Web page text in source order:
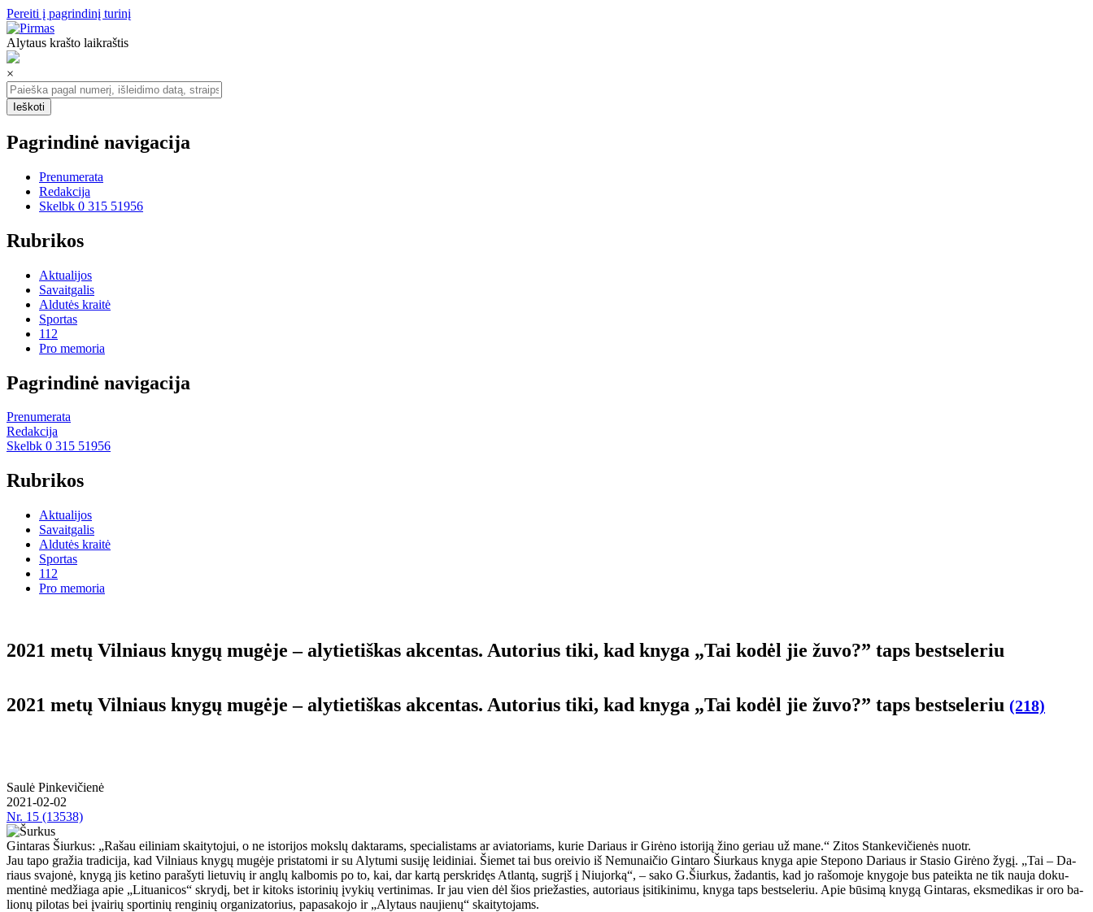
Pereiti į pagrindinį turinį
Alytaus krašto laikraštis
×
Pagrindinė navigacija
Prenumerata
Redakcija
Skelbk 0 315 51956
Rubrikos
Aktualijos
Savaitgalis
Aldutės kraitė
Sportas
112
Pro memoria
Pagrindinė navigacija
Prenumerata
Redakcija
Skelbk 0 315 51956
Rubrikos
Aktualijos
Savaitgalis
Aldutės kraitė
Sportas
112
Pro memoria
2021 me­tų Vil­niaus kny­gų mu­gė­je – aly­tie­tiš­kas ak­cen­tas. Au­to­rius ti­ki, kad kny­ga „Tai ko­dėl jie žu­vo?” taps best­se­leriu
2021 me­tų Vil­niaus kny­gų mu­gė­je – aly­tie­tiš­kas ak­cen­tas. Au­to­rius ti­ki, kad kny­ga „Tai ko­dėl jie žu­vo?” taps best­se­leriu (218)
Saulė Pinkevičienė
2021-02-02
Nr. 15 (13538)
Gintaras Šiurkus: „Ra­šau ei­li­niam skai­ty­to­jui, o ne is­to­ri­jos moks­lų dak­ta­rams, spe­cia­lis­tams ar avia­to­riams, ku­rie Da­riaus ir Gi­rė­no is­to­ri­ją ži­no ge­riau už ma­ne.“ Zitos Stankevičienės nuotr.
Jau ta­po gra­žia tra­di­ci­ja, kad Vil­niaus kny­gų mu­gė­je pri­sta­to­mi ir su Aly­tu­mi su­si­ję lei­di­niai. Šie­met tai bus orei­vio iš Ne­mu­nai­čio Gin­ta­ro Šiur­kaus kny­ga apie Ste­po­no Da­riaus ir Sta­sio Gi­rė­no žy­gį. „Tai – Da­
riaus sva­jo­nė, kny­gą jis ke­ti­no pa­ra­šy­ti lie­tu­vių ir an­glų kal­bo­mis po to, kai, dar kar­tą per­skri­dęs At­lan­tą, su­grįš į Niu­jor­ką“, – sa­ko G.Šiur­kus, ža­dan­tis, kad jo ra­šo­mo­je kny­go­je bus pa­teik­ta ne tik nau­ja do­ku­
men­ti­nė me­džia­ga apie „Li­tu­a­ni­cos“ skry­dį, bet ir ki­toks is­to­ri­nių įvy­kių ver­ti­ni­mas. Ir jau vien dėl šios prie­žas­ties, au­to­riaus įsi­ti­ki­ni­mu, kny­ga taps best­se­leriu. Apie bū­si­mą kny­gą Gin­ta­ras, eks­me­di­kas ir oro ba­
lio­nų pi­lo­tas bei įvai­rių spor­ti­nių ren­gi­nių or­ga­ni­za­to­rius, pa­pa­sa­ko­jo ir „Aly­taus nau­jie­nų“ skai­ty­to­jams.